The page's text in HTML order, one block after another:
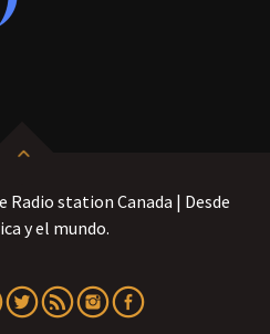
Radio station Canada | Desde
y el mundo.